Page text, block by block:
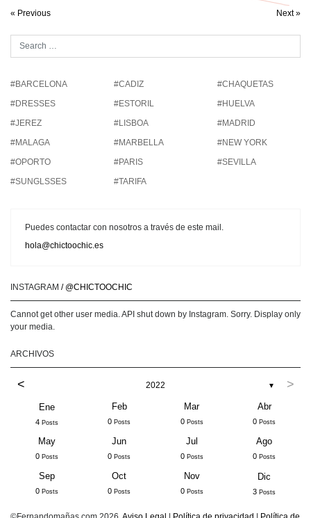
« Previous Next »
#BARCELONA #CADIZ
#CHAQUETAS
#DRESSES
#ESTORIL
#HUELVA
#JEREZ
#LISBOA
#MADRID
#MALAGA
#MARBELLA
#NEW YORK
#OPORTO
#PARIS
#SEVILLA
#SUNGLSSES
#TARIFA
Puedes contactar con nosotros a través de este mail.
hola@chictoochic.es
INSTAGRAM / @CHICTOOCHIC
Cannot get other user media. API shut down by Instagram. Sorry. Display only
your media.
ARCHIVOS
< 2022 ▼ >
Ene
4 Posts
Feb
0 Posts
Mar
0 Posts
Abr
0 Posts
May
0 Posts
Jun
0 Posts
Jul
0 Posts
Ago
0 Posts
Sep
0 Posts
Oct
0 Posts
Nov
0 Posts
Dic
3 Posts